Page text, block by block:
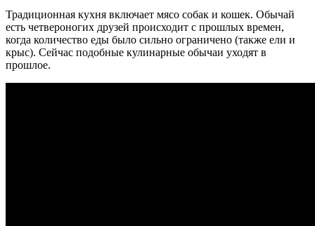
Традиционная кухня включает мясо собак и кошек. Обычай
есть четвероногих друзей происходит с прошлых времен,
когда количество еды было сильно ограничено (также ели и
крыс). Сейчас подобные кулинарные обычаи уходят в
прошлое.